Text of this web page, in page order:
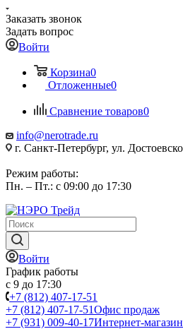
Заказать звонок
Задать вопрос
Войти
Корзина0
Отложенные0
Сравнение товаров0
info@nerotrade.ru
г. Санкт-Петербург, ул.
Режим работы:
Пн. – Пт.: с 09:00 до 17:30
Войти
График работы
с 9 до 17:30
+7 (812) 407-17-51
+7 (812) 407-17-51Офис продаж
+7 (931) 009-40-17Интернет-магазин